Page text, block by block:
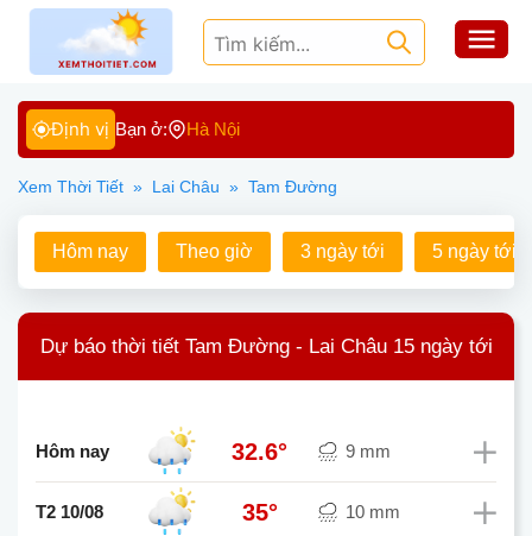
Định vị Bạn ở: Hà Nội
Xem Thời Tiết » Lai Châu » Tam Đường
Hôm nay Theo giờ 3 ngày tới 5 ngày tới
Dự báo thời tiết Tam Đường - Lai Châu 15 ngày tới
Hôm nay 32.6° 9 mm
T2 10/08 35° 10 mm